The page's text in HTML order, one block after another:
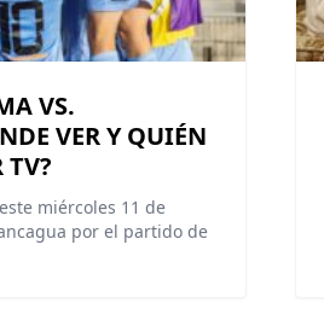
VS.
VER Y QUIÉN
TV?
miércoles 11 de
por el partido de